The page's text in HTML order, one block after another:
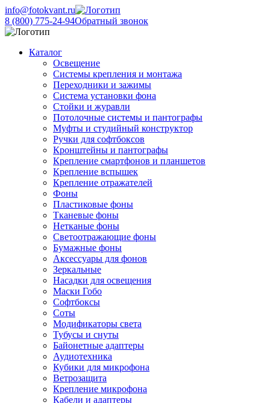
info@fotokvant.ru
8 (800) 775-24-94Обратный звонок
Каталог
Освещение
Системы крепления и монтажа
Переходники и зажимы
Система установки фона
Стойки и журавли
Потолочные системы и пантографы
Муфты и студийный конструктор
Ручки для софтбоксов
Кронштейны и пантографы
Крепление смартфонов и планшетов
Крепление вспышек
Крепление отражателей
Фоны
Пластиковые фоны
Тканевые фоны
Нетканые фоны
Светоотражающие фоны
Бумажные фоны
Аксессуары для фонов
Зеркальные
Насадки для освещения
Маски Гобо
Софтбоксы
Соты
Модификаторы света
Тубусы и снуты
Байонетные адаптеры
Аудиотехника
Кубики для микрофона
Ветрозащита
Крепление микрофона
Кабели и адаптеры